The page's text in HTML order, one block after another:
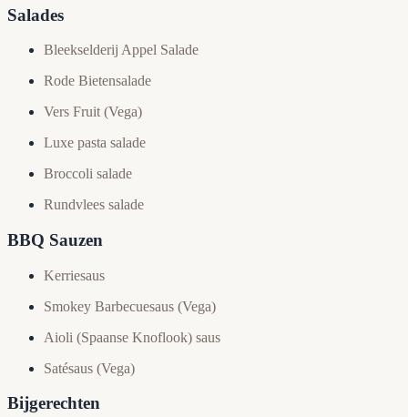
Salades
Bleekselderij Appel Salade
Rode Bietensalade
Vers Fruit (Vega)
Luxe pasta salade
Broccoli salade
Rundvlees salade
BBQ Sauzen
Kerriesaus
Smokey Barbecuesaus (Vega)
Aioli (Spaanse Knoflook) saus
Satésaus (Vega)
Bijgerechten